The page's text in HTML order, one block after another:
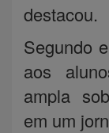
destacou.
Segundo
aos
ampla
em um